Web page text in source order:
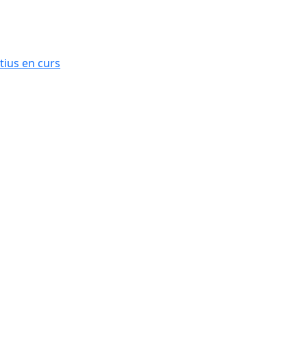
en curs